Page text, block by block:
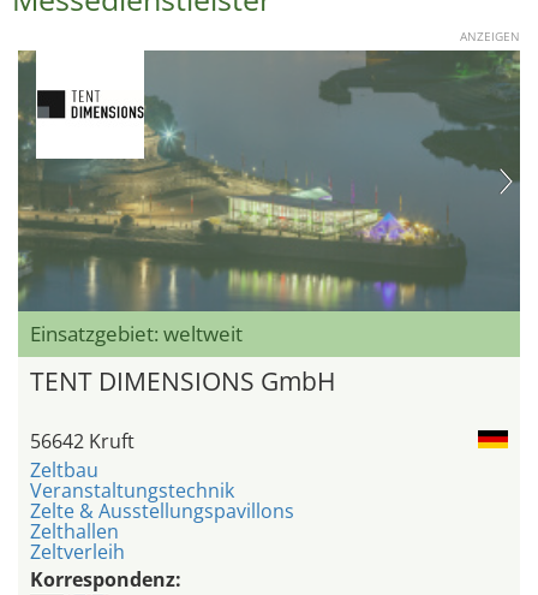
ANZEIGEN
Einsatzgebiet: weltweit
TENT DIMENSIONS GmbH
56642 Kruft
Zeltbau
Veranstaltungstechnik
Zelte & Ausstellungspavillons
Zelthallen
Zeltverleih
Korrespondenz: